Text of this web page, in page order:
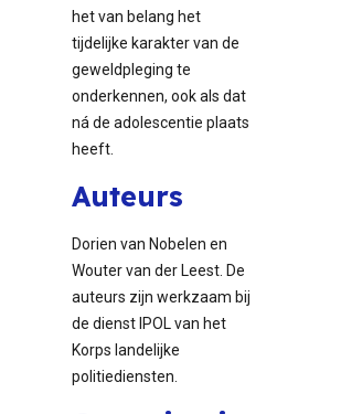
het van belang het
tijdelijke karakter van de
geweldpleging te
onderkennen, ook als dat
ná de adolescentie plaats
heeft.
Auteurs
Dorien van Nobelen en
Wouter van der Leest. De
auteurs zijn werkzaam bij
de dienst IPOL van het
Korps landelijke
politiediensten.